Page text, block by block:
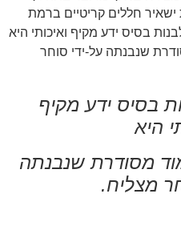
חללים קריטיים ברמת
בסיס ידע מקיף ואיכותי היא
שנבנתה על-ידי סוחר
בסיס ידע מקיף
היא
מסודרת שנבנתה
מצליח.